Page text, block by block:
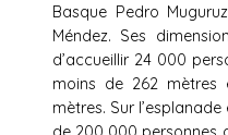
Basque Pedro
Méndez. Ses
d’accueillir 24 000
moins de 262 mètres
mètres. Sur